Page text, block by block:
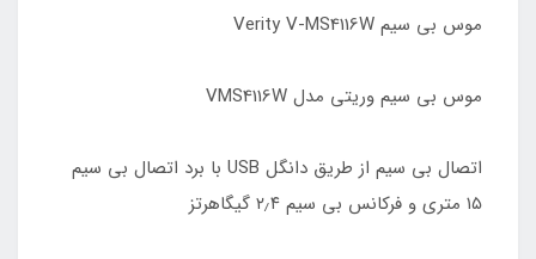
موس بی سیم Verity V-MS4116W
موس بی سیم وریتی مدل VMS4116W
اتصال بی سیم از طریق دانگل USB با برد اتصال بی سیم
۱۵ متری و فرکانس بی سیم ۲٫۴ گیگاهرتز